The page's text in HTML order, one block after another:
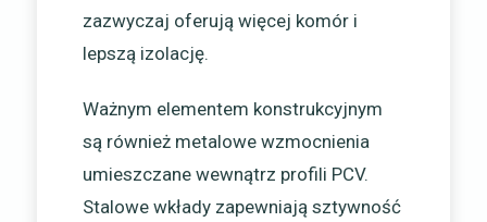
zazwyczaj oferują więcej komór i
lepszą izolację.
Ważnym elementem konstrukcyjnym
są również metalowe wzmocnienia
umieszczane wewnątrz profili PCV.
Stalowe wkłady zapewniają sztywność